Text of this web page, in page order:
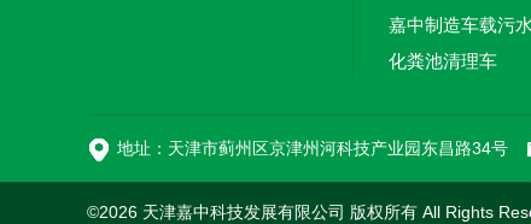
化粪池清理车
地址：天津市蓟州区京津州河科技产业园东昌路34号
©2026 天津嘉中科技发展有限公司 版权所有 All Rights